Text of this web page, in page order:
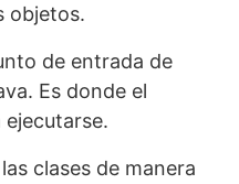
objetos.
de entrada de
Es donde el
clases de manera